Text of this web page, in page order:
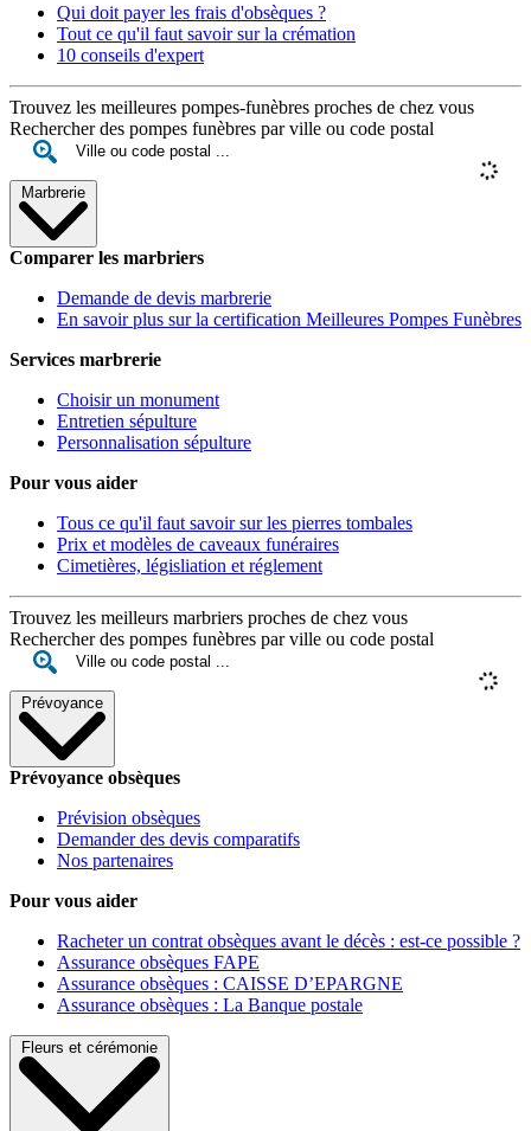
Qui doit payer les frais d'obsèques ?
Tout ce qu'il faut savoir sur la crémation
10 conseils d'expert
Trouvez les meilleures pompes-funèbres proches de chez vous
Rechercher des pompes funèbres par ville ou code postal
Marbrerie
Comparer les marbriers
Demande de devis marbrerie
En savoir plus sur la certification Meilleures Pompes Funèbres
Services marbrerie
Choisir un monument
Entretien sépulture
Personnalisation sépulture
Pour vous aider
Tous ce qu'il faut savoir sur les pierres tombales
Prix et modèles de caveaux funéraires
Cimetières, législiation et réglement
Trouvez les meilleurs marbriers proches de chez vous
Rechercher des pompes funèbres par ville ou code postal
Prévoyance
Prévoyance obsèques
Prévision obsèques
Demander des devis comparatifs
Nos partenaires
Pour vous aider
Racheter un contrat obsèques avant le décès : est-ce possible ?
Assurance obsèques FAPE
Assurance obsèques : CAISSE D’EPARGNE
Assurance obsèques : La Banque postale
Fleurs et cérémonie